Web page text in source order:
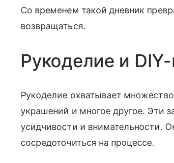
Со временем такой дневник
возвращаться.
Рукоделие и
Рукоделие охватывает
украшений и многое другое. Эти
усидчивости и внимательности.
сосредоточиться на процессе.